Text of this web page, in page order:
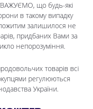
що будь-які
в такому випадку
залишилося не
придбаних Вами за
непорозуміння.
товарів всі
регулюються
України.